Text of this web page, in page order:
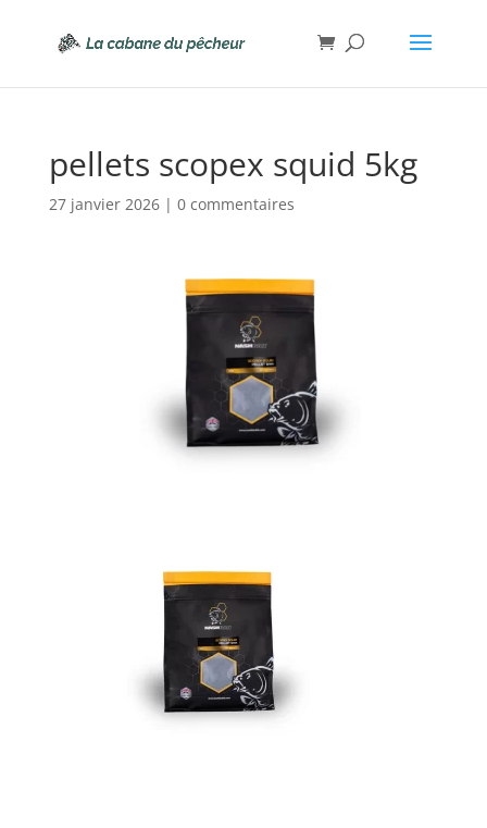
pellets scopex squid 5kg
27 janvier 2026| 0 commentaires